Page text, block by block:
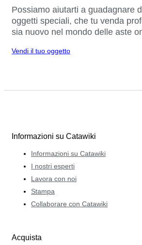
Possiamo aiutarti a guadagnare
oggetti speciali, che tu venda
sia nuovo nel mondo delle aste
Vendi il tuo oggetto
Informazioni su Catawiki
Informazioni su Catawiki
I nostri esperti
Lavora con noi
Stampa
Collaborare con Catawiki
Acquista